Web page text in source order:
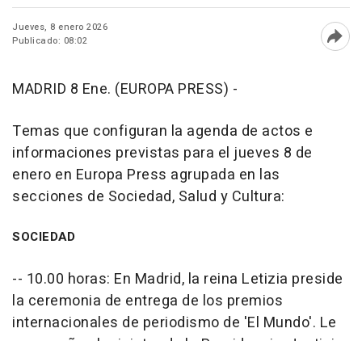
Jueves, 8 enero 2026
Publicado: 08:02
MADRID 8 Ene. (EUROPA PRESS) -
Temas que configuran la agenda de actos e
informaciones previstas para el jueves 8 de
enero en Europa Press agrupada en las
secciones de Sociedad, Salud y Cultura:
SOCIEDAD
-- 10.00 horas: En Madrid, la reina Letizia preside
la ceremonia de entrega de los premios
internacionales de periodismo de 'El Mundo'. Le